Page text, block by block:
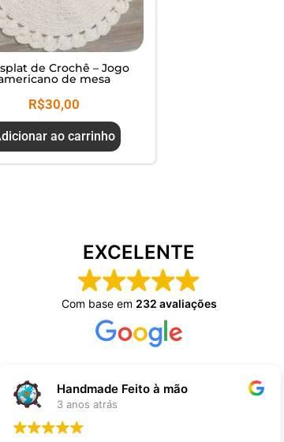
de Crochê – Jogo
de mesa
R$30,00
ao carrinho
EXCELENTE
Com base em 232 avaliações
Handmade Feito à mão
3 anos atrás